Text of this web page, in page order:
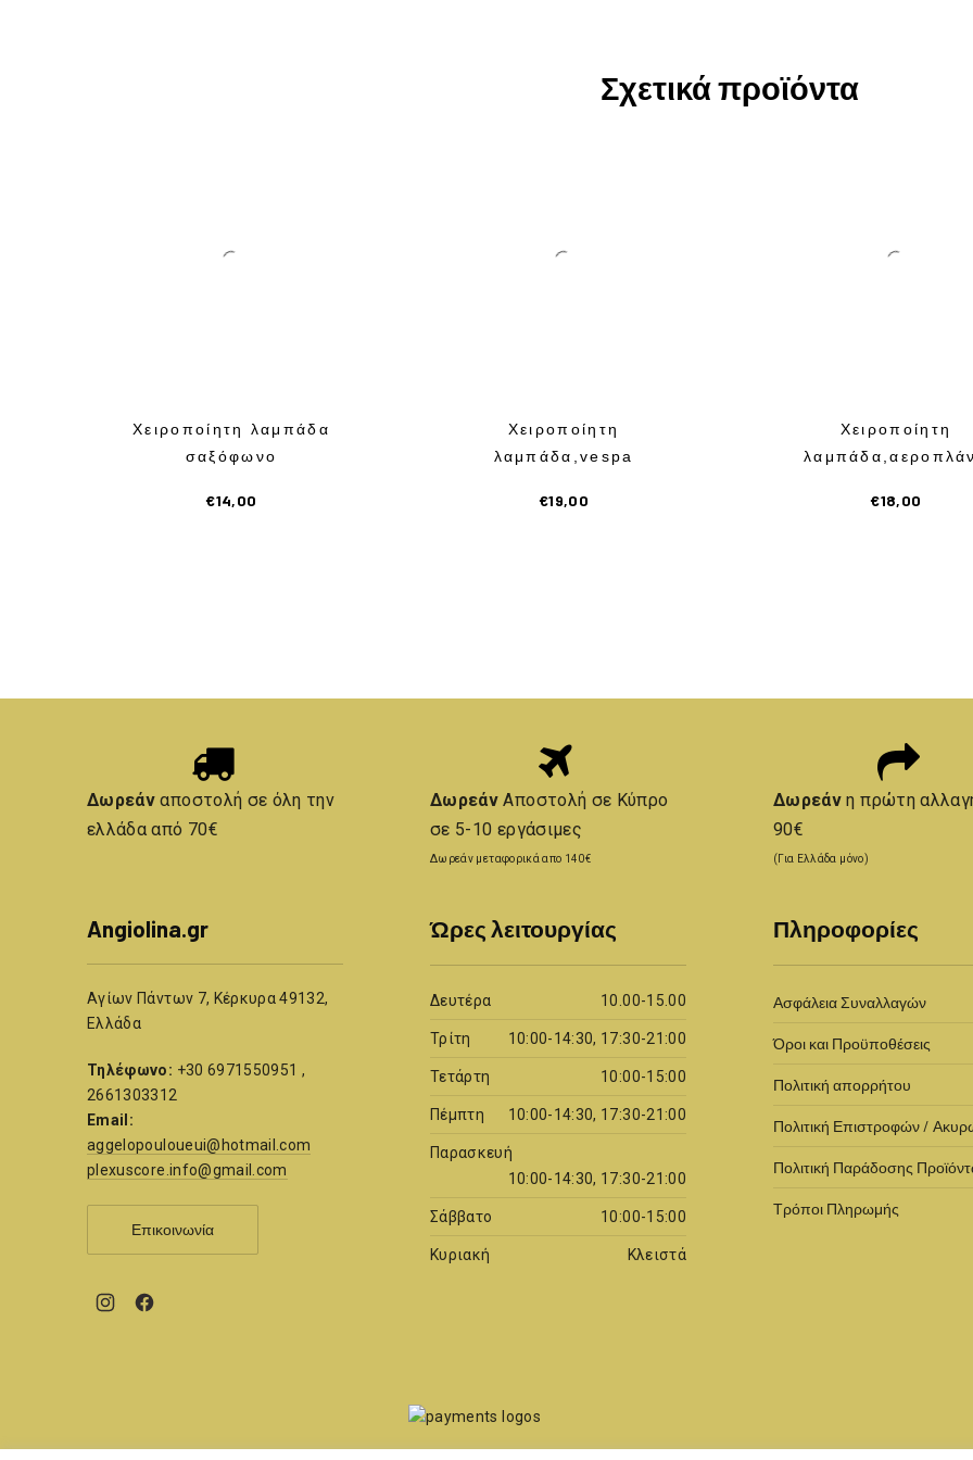
Σχετικά προϊόντα
Χειροποίητη λαμπάδα
σαξόφωνο
€14,00
Χειροποίητη
λαμπάδα,vespa
€19,00
Χειροποίητη
€18,00
Δωρεάναποστολή σε όλη την
ελλάδα από 70€
ΔωρεάνΑποστολή σε Κύπρο
σε 5-10 εργάσιμες
Δωρεάν μεταφορικά απο 140€
Δωρεάνη πρώτη
90€
(Για Ελλάδα μόνο)
Angiolina.gr
Αγίων Πάντων 7, Κέρκυρα 49132,
Ελλάδα
Τηλέφωνο: +30 6971550951 ,
2661303312
Email:
aggelopouloueui@hotmail.com
plexuscore.info@gmail.com
Επικοινωνία
New
New
Ώρες λειτουργίας
Δευτέρα 10.00-15.00
Τρίτη 10:00-14:30, 17:30-21:00
Τετάρτη 10:00-15:00
Πέμπτη 10:00-14:30, 17:30-21:00
Παρασκευή
10:00-14:30, 17:30-21:00
Σάββατο 10:00-15:00
Κυριακή Κλειστά
Πληροφορίες
Ασφάλεια Συναλλαγών
Όροι και Προϋποθέσεις
Πολιτική απορρήτου
Πολιτική Επιστροφών /
Πολιτική Παράδοσης
Τρόποι Πληρωμής